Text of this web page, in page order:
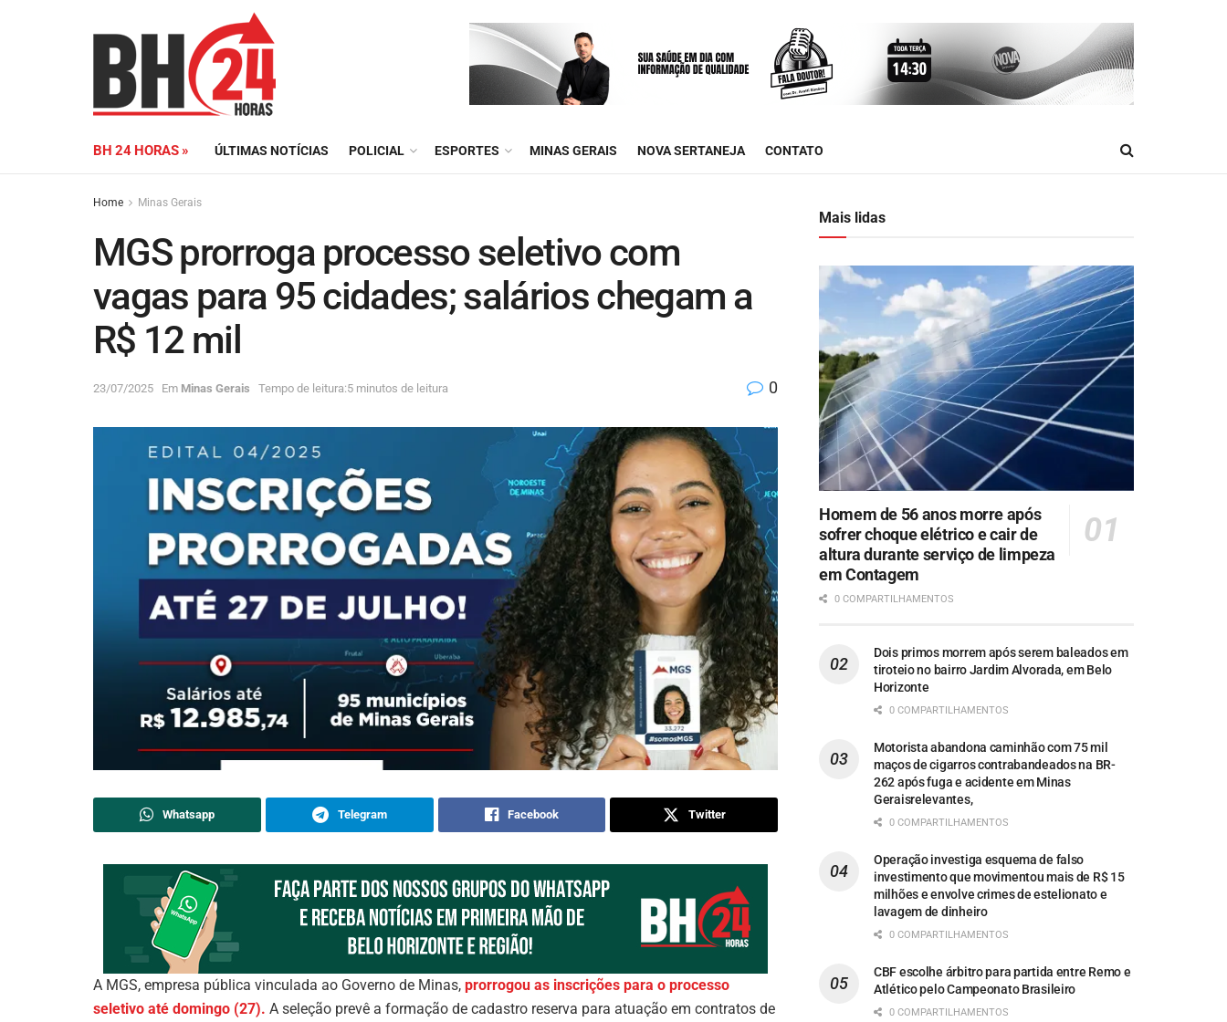
BH 24 HORAS » ÚLTIMAS NOTÍCIAS POLICIAL ESPORTES MINAS GERAIS NOVA SERTANEJA CONTATO
Home Minas Gerais
MGS prorroga processo seletivo com
vagas para 95 cidades; salários chegam a
R$ 12 mil
23/07/2025 Em Minas Gerais Tempo de leitura:5 minutos de leitura 0
Whatsapp Telegram Facebook Twitter
A MGS, empresa pública vinculada ao Governo de Minas, prorrogou as inscrições para o processo
seletivo até domingo (27). A seleção prevê a formação de cadastro reserva para atuação em contratos de
Mais lidas
Homem de 56 anos morre após
sofrer choque elétrico e cair de
altura durante serviço de limpeza
em Contagem
0 COMPARTILHAMENTOS
Dois primos morrem após serem baleados em
tiroteio no bairro Jardim Alvorada, em Belo
Horizonte
0 COMPARTILHAMENTOS
Motorista abandona caminhão com 75 mil
maços de cigarros contrabandeados na BR-
262 após fuga e acidente em Minas
Geraisrelevantes,
0 COMPARTILHAMENTOS
Operação investiga esquema de falso
investimento que movimentou mais de R$ 15
milhões e envolve crimes de estelionato e
lavagem de dinheiro
0 COMPARTILHAMENTOS
CBF escolhe árbitro para partida entre Remo e
Atlético pelo Campeonato Brasileiro
0 COMPARTILHAMENTOS